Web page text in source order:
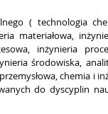
( technologia
materiałowa,
inżynieria
środowiska,
chemia i
do dyscyplin